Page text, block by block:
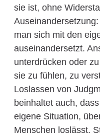
sie ist, ohne
man sich mit den
auseinandersetzt.
unterdrücken oder
sie zu fühlen, zu
Loslassen von
beinhaltet auch,
eigene Situation,
Menschen loslässt.